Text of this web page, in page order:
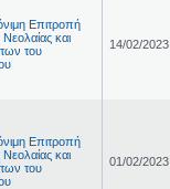
Επιτροπή
Νεολαίας και
του
14/02/2023
Επιτροπή
Νεολαίας και
του
01/02/2023